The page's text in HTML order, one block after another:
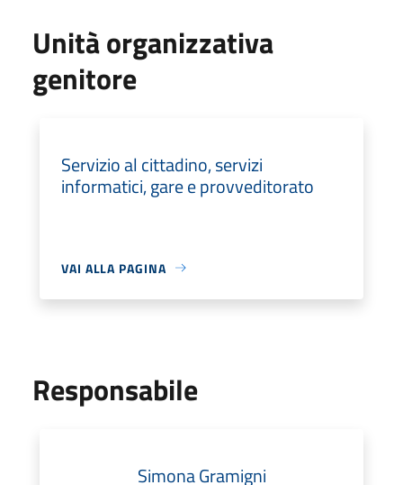
Unità organizzativa
genitore
Servizio al cittadino, servizi
informatici, gare e provveditorato
VAI ALLA PAGINA
Responsabile
Simona Gramigni